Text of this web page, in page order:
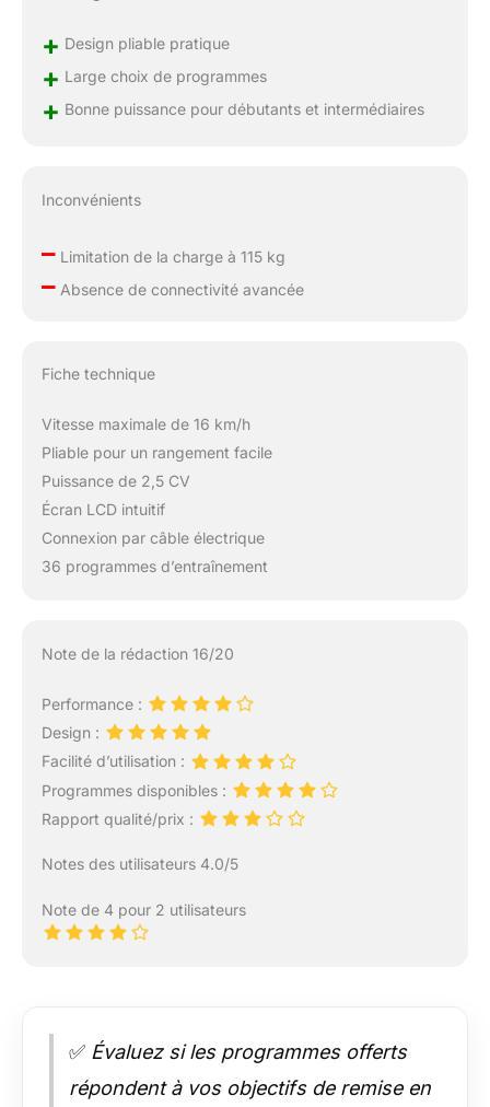
+ Design pliable pratique
+ Large choix de programmes
+ Bonne puissance pour débutants et intermédiaires
Inconvénients
–Limitation de la charge à 115 kg
–Absence de connectivité avancée
Fiche technique
Vitesse maximale de 16 km/h
Pliable pour un rangement facile
Puissance de 2,5 CV
Écran LCD intuitif
Connexion par câble électrique
36 programmes d’entraînement
Note de la rédaction 16/20
Performance :
Design :
Facilité d’utilisation :
Programmes disponibles :
Rapport qualité/prix :
Notes des utilisateurs 4.0/5
Note de 4 pour 2 utilisateurs
✅ Évaluez si les programmes offerts
répondent à vos objectifs de remise en